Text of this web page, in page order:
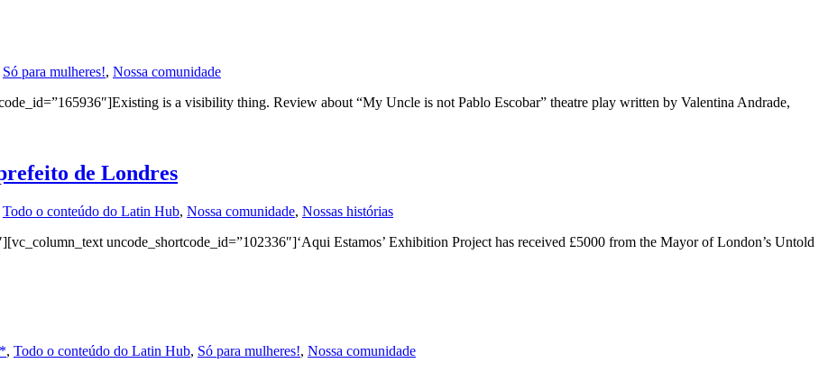
Só para mulheres!, Nossa comunidade
is a visibility thing. Review about “My Uncle is not Pablo Escobar” theatre play written by Valentina Andrade,
de Londres
Todo o conteúdo do Latin Hub, Nossa comunidade, Nossas histórias
uncode_shortcode_id=”102336″]‘Aqui Estamos’ Exhibition Project has received £5000 from the Mayor of London’s Untold
, Todo o conteúdo do Latin Hub, Só para mulheres!, Nossa comunidade